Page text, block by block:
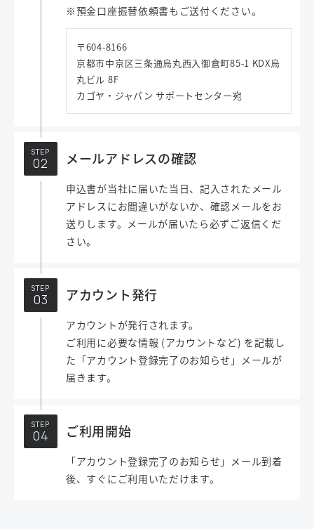
※預金口座振替依頼書もご送付ください。
〒604-8166
京都市中京区三条通烏丸西入御倉町85-1 KDX烏
丸ビル 8F
カゴヤ・ジャパン サポートセンター宛
STEP メールアドレスの確認
申込書が当社に届いた当日、記入されたメール
アドレスにお間違いがないか、確認メールをお
送りします。メールが届いたら必ずご返信くだ
さい。
STEP アカウント発行
アカウントが発行されます。
ご利用に必要な情報 (アカウントなど) を記載し
た「アカウント登録完了のお知らせ」メールが
届きます。
STEP ご利用開始
「アカウント登録完了のお知らせ」メール到着
後、すぐにご利用いただけます。